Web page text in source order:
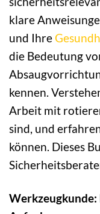
klare
und Ihre
die Bedeutung
kennen.
Arbeit mit
sind, und
können. Dieses